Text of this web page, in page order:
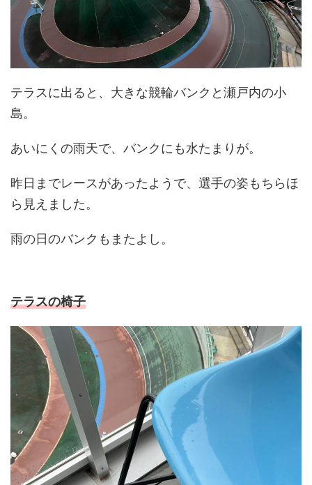
テラスに出ると、大きな競輪バンクと瀬戸内の小
島。
あいにくの雨天で、バンクにも水たまりが。
昨日までレースがあったようで、選手の姿もちらほ
ら見えました。
雨の日のバンクもまたよし。
テラスの椅子